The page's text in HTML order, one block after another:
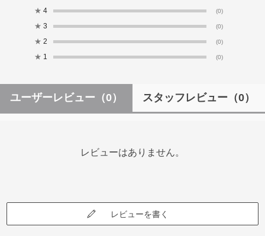
★ 4 (0)
★ 3 (0)
★ 2 (0)
★ 1 (0)
ユーザーレビュー （0） スタッフレビュー （0）
レビューはありません。
レビューを書く